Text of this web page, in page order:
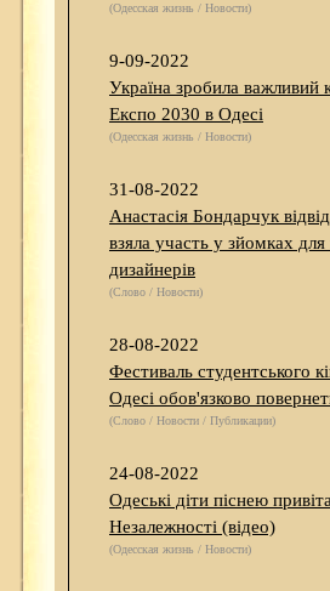
(Одесская жизнь / Новости)
9-09-2022
Україна зробила
Експо 2030 в Одесі
(Одесская жизнь / Новости)
31-08-2022
Анастасія Бондарчук
взяла участь у зйомках для
дизайнерів
(Слово / Новости)
28-08-2022
Фестиваль студентського
Одесі обов'язково
(Слово / Новости / Публикации)
24-08-2022
Одеські діти піснею
Незалежності (відео)
(Одесская жизнь / Новости)